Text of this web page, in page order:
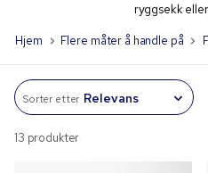
ryggsekk
Hjem Flere måter å handle på
Sorter etter
13 produkter